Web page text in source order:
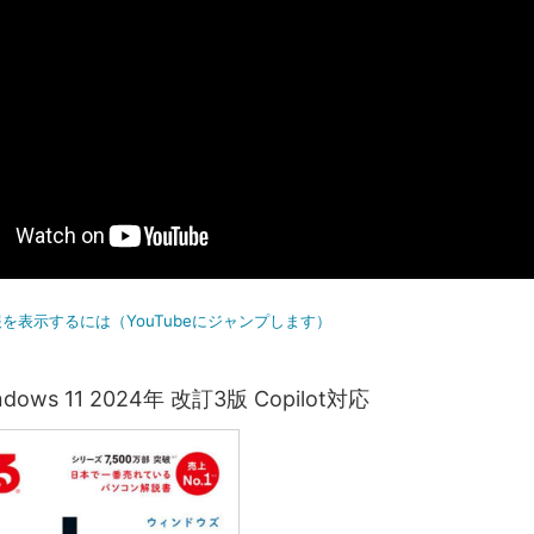
表示するには（YouTubeにジャンプします）
11 2024年 改訂3版 Copilot対応